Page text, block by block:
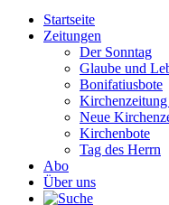
Startseite
Zeitungen
Der Sonntag
Glaube und
Bonifatiusbote
Neue
Kirchenbote
Tag des Herrn
Abo
Über uns